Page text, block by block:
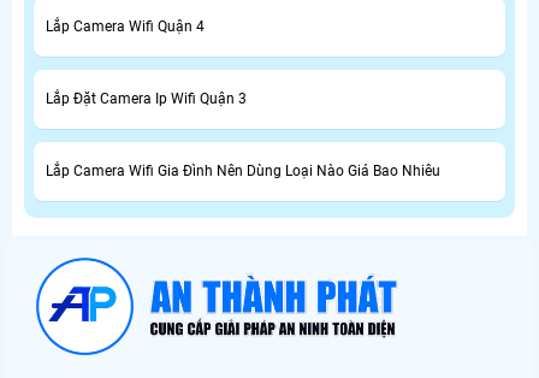
Lắp Camera Wifi Quận 4
Lắp Đặt Camera Ip Wifi Quận 3
Lắp Camera Wifi Gia Đình Nên Dùng Loại Nào Giá Bao Nhiêu